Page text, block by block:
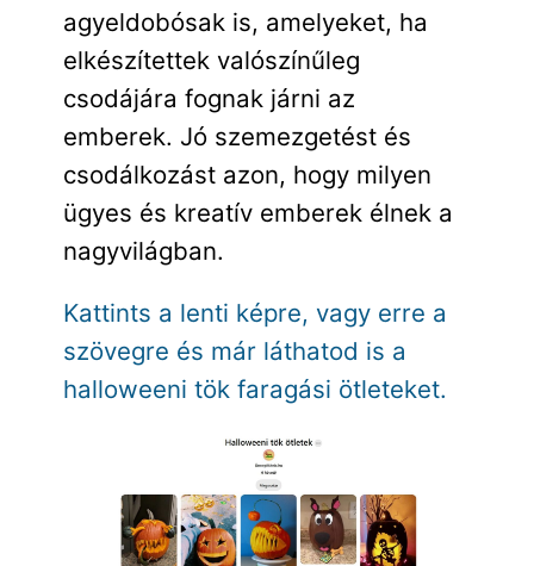
agyeldobósak is, amelyeket, ha
elkészítettek valószínűleg
csodájára fognak járni az
emberek. Jó szemezgetést és
csodálkozást azon, hogy milyen
ügyes és kreatív emberek élnek a
nagyvilágban.
Kattints a lenti képre, vagy erre a
szövegre és már láthatod is a
halloweeni tök faragási ötleteket.